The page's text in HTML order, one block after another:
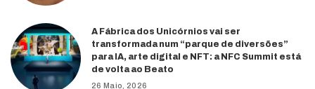
A Fábrica dos Unicórnios vai ser
transformada num “parque de diversões”
para IA, arte digital e NFT: a NFC Summit está
de volta ao Beato
26 Maio, 2026